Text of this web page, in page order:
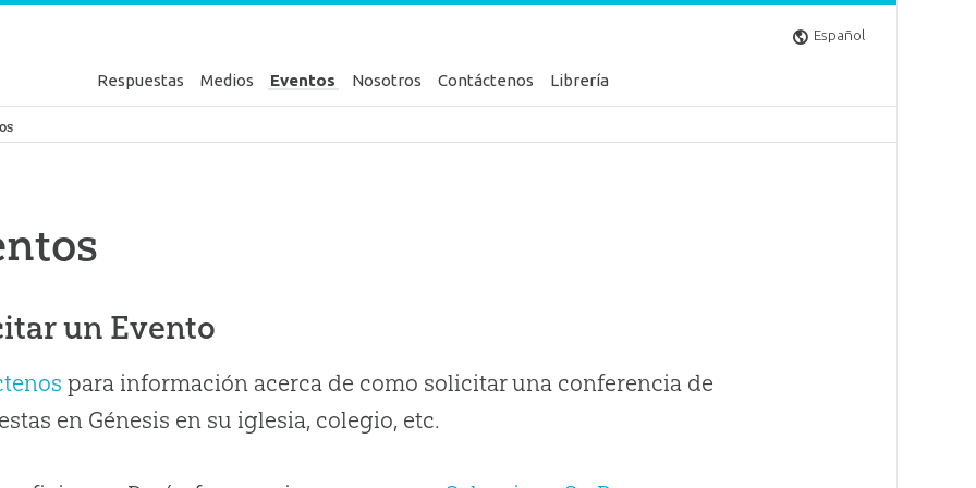
Español
Respuestas Medios Eventos Nosotros Contáctenos Librería
Génesis
un Evento
para información acerca de como solicitar una conferencia de
en Génesis en su iglesia, colegio, etc.